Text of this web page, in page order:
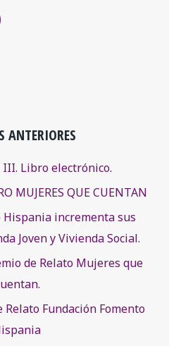
ANTERIORES
Libro electrónico.
MUJERES QUE CUENTAN
Hispania incrementa sus
Joven y Vivienda Social.
de Relato Mujeres que
Relato Fundación Fomento